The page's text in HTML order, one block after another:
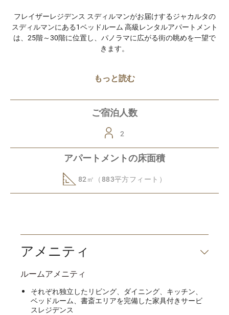
フレイザーレジデンス スディルマンがお届けするジャカルタの
スディルマンにある1ベッドルーム 高級レンタルアパートメント
は、25階～30階に位置し、パノラマに広がる街の眺めを一望で
きます。
もっと読む
ご宿泊人数
2
アパートメントの床面積
82㎡（883平方フィート）
アメニティ
ルームアメニティ
それぞれ独立したリビング、ダイニング、キッチン、
ベッドルーム、書斎エリアを完備した家具付きサービ
スレジデンス